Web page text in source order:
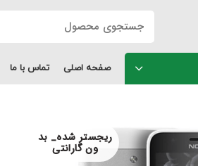
صفحه اصلی تماس با ما
ریجستر شده_ بد
ون گارانتی